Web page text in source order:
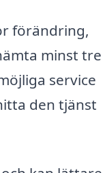
förändring,
minst tre
service
den tjänst